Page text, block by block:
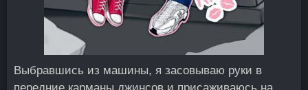
Выбравшись из машины, я засовываю руки в